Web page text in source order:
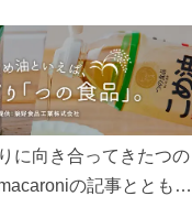
に向き合ってきたつの
の記事とともに